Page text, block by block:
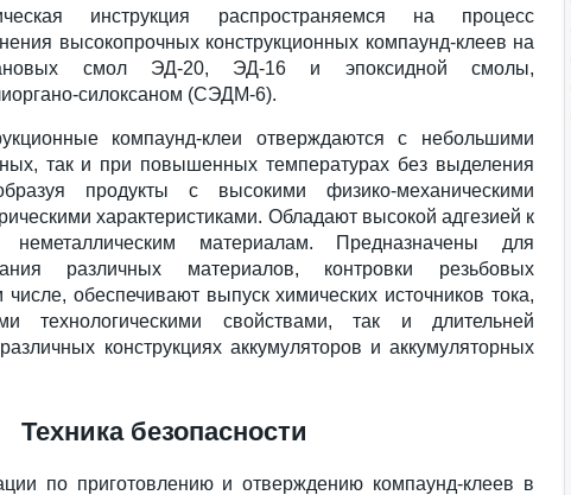
инструкция распространяемся на процесс
высокопрочных конструкционных компаунд-клеев на
смол ЭД-20, ЭД-16 и эпоксидной смолы,
силоксаном (СЭДМ-6).
компаунд-клеи отверждаются с небольшими
так и при повышенных температурах без выделения
продукты с высокими физико-механическими
характеристиками. Обладают высокой адгезией к
материалам. Предназначены для
различных материалов, контровки резьбовых
обеспечивают выпуск химических источников тока,
технологическими свойствами, так и длительней
конструкциях аккумуляторов и аккумуляторных
Техника безопасности
по приготовлению и отверждению компаунд-клеев в